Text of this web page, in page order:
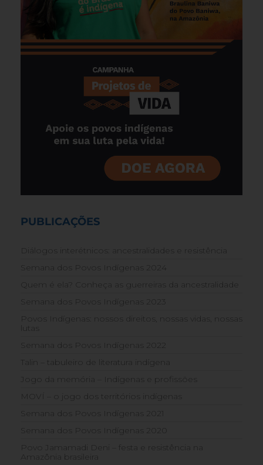
PUBLICAÇÕES
Diálogos interétnicos: ancestralidades e resistência
Semana dos Povos Indígenas 2024
Quem é ela? Conheça as guerreiras da ancestralidade
Semana dos Povos Indígenas 2023
Povos Indígenas: nossos direitos, nossas vidas, nossas
lutas
Semana dos Povos Indígenas 2022
Talin – tabuleiro de literatura indígena
Jogo da memória – Indígenas e profissões
MOVÍ – o jogo dos territórios indígenas
Semana dos Povos Indígenas 2021
Semana dos Povos Indígenas 2020
Povo Jamamadi Deni – festa e resistência na
Amazônia brasileira